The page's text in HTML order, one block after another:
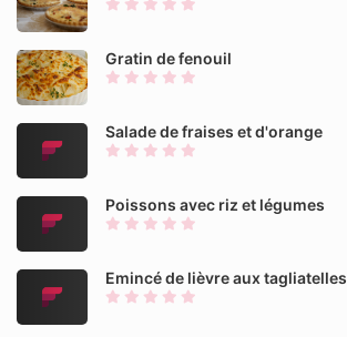
Gratin de fenouil
Salade de fraises et d'orange
Poissons avec riz et légumes
Emincé de lièvre aux tagliatelles